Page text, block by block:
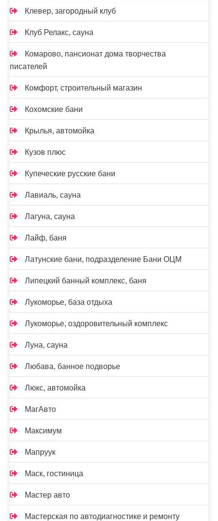
Клевер, загородный клуб
Клуб Релакс, сауна
Комарово, пансионат дома творчества
писателей
Комфорт, строительный магазин
Кохомские бани
Крылья, автомойка
Кузов плюс
Купеческие русские бани
Лавиаль, сауна
Лагуна, сауна
Лайф, баня
Латунские бани, подразделение Бани ОЦМ
Липецкий банный комплекс, баня
Лукоморье, база отдыха
Лукоморье, оздоровительный комплекс
Луна, сауна
Любава, банное подворье
Люкс, автомойка
МагАвто
Максимум
Мапруук
Маск, гостиница
Мастер авто
Мастерская по автодиагностике и ремонту